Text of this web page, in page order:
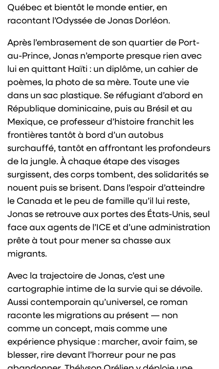
Québec et bientôt le monde entier, en
racontant l’Odyssée de Jonas Dorléon.
Après l’embrasement de son quartier de Port-
au-Prince, Jonas n’emporte presque rien avec
lui en quittant Haïti : un diplôme, un cahier de
poèmes, la photo de sa mère. Toute une vie
dans un sac plastique. Se réfugiant d’abord en
République dominicaine, puis au Brésil et au
Mexique, ce professeur d’histoire franchit les
frontières tantôt à bord d’un autobus
surchauffé, tantôt en affrontant les profondeurs
de la jungle. À chaque étape des visages
surgissent, des corps tombent, des solidarités se
nouent puis se brisent. Dans l’espoir d’atteindre
le Canada et le peu de famille qu’il lui reste,
Jonas se retrouve aux portes des États-Unis, seul
face aux agents de l’ICE et d’une administration
prête à tout pour mener sa chasse aux
migrants.
Avec la trajectoire de Jonas, c’est une
cartographie intime de la survie qui se dévoile.
Aussi contemporain qu’universel, ce roman
raconte les migrations au présent — non
comme un concept, mais comme une
expérience physique : marcher, avoir faim, se
blesser, rire devant l’horreur pour ne pas